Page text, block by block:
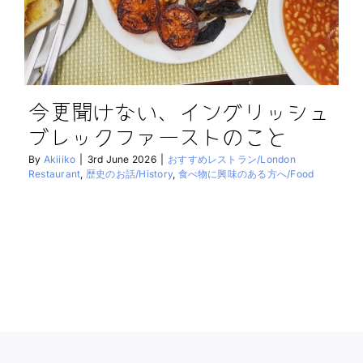
今更聞けない、イングリッシュ
ブレックファーストのこと
By Akiiiko 3rd June 2026
おすすめレストラン/London
Restaurant, 歴史のお話/History, 食べ物に興味のある方へ/Food